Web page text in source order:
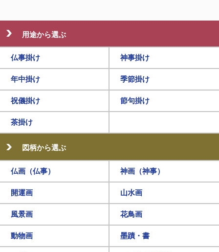
用途から選ぶ
仏事掛け 神事掛け
年中掛け 季節掛け
祝儀掛け 節句掛け
茶掛け
図柄から選ぶ
仏画（仏事） 神画（神事）
開運画 山水画
風景画 花鳥画
動物画 墨蹟・書